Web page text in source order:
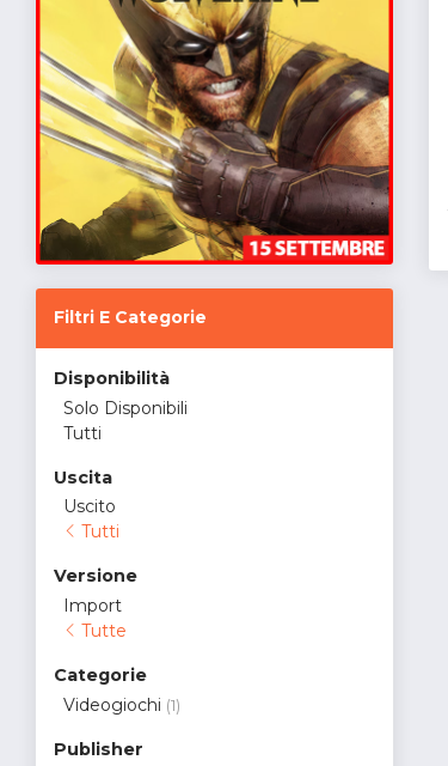
Filtri E Categorie
Disponibilità
Solo Disponibili
Tutti
Uscita
Uscito
Tutti
Versione
Import
Tutte
Categorie
Videogiochi (1)
Publisher